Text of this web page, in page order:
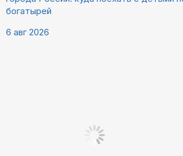
богатырей
6 авг 2026